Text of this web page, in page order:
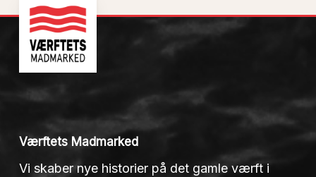
Værftets Madmarked
Vi skaber nye historier på det gamle værft i